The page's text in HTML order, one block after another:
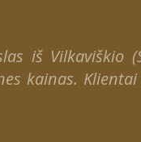
iš Vilkaviškio
kainas.